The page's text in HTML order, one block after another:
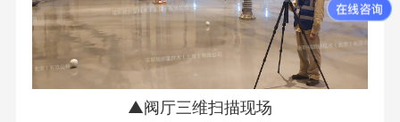
▲阀厅三维扫描现场